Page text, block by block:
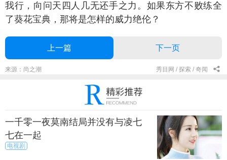
我行，向问天四人几无还手之力。如果东方不败练全
了葵花宝典，那将是怎样的威力绝伦？
上一篇 下一页
来源：尚之潮 秀目网 / 探索 / 奇闻
一千零一夜莫南结局并没有与凌七
七在一起
电视剧